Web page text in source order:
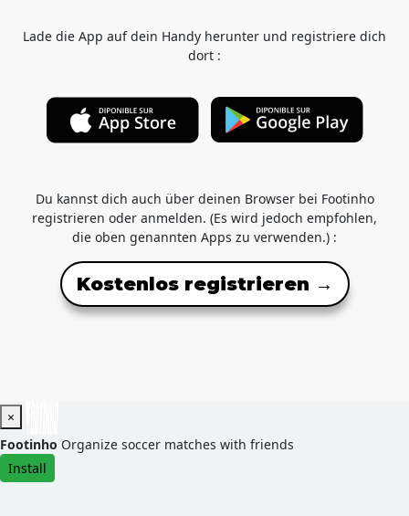
Lade die App auf dein Handy herunter und registriere dich
dort :
Du kannst dich auch über deinen Browser bei Footinho
registrieren oder anmelden. (Es wird jedoch empfohlen,
die oben genannten Apps zu verwenden.) :
Kostenlos registrieren →
×
Footinho Organize soccer matches with friends
Install